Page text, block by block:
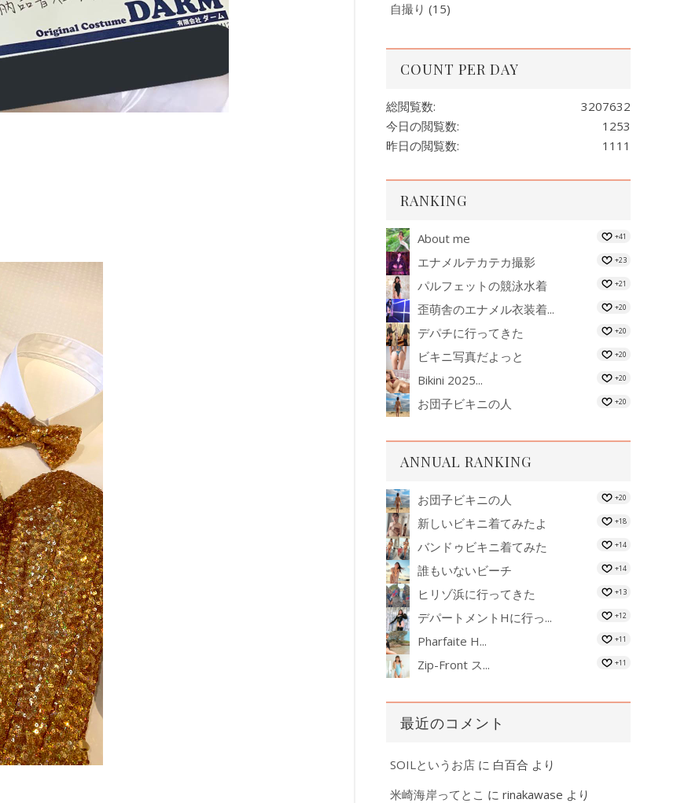
自撮り (15)
COUNT PER DAY
3207632
総閲覧数:
1253
今日の閲覧数:
1111
昨日の閲覧数:
RANKING
About me +41
エナメルテカテカ撮影 +23
パルフェットの競泳水着 +21
歪萌舎のエナメル衣装着... +20
デパチに行ってきた +20
ビキニ写真だよっと +20
Bikini 2025... +20
お団子ビキニの人 +20
ANNUAL RANKING
お団子ビキニの人 +20
新しいビキニ着てみたよ +18
バンドゥビキニ着てみた +14
誰もいないビーチ +14
ヒリゾ浜に行ってきた +13
デパートメントHに行っ... +12
Pharfaite H... +11
Zip-Front ス... +11
最近のコメント
SOILというお店 に 白百合 より
米崎海岸ってとこ に rinakawase より